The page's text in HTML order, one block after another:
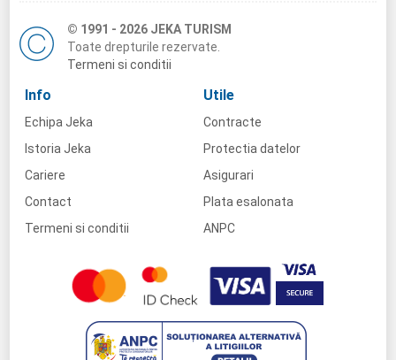
© 1991 - 2026 JEKA TURISM
Toate drepturile rezervate.
Termeni si conditii
Info
Echipa Jeka
Istoria Jeka
Cariere
Contact
Termeni si conditii
Utile
Contracte
Protectia datelor
Asigurari
Plata esalonata
ANPC